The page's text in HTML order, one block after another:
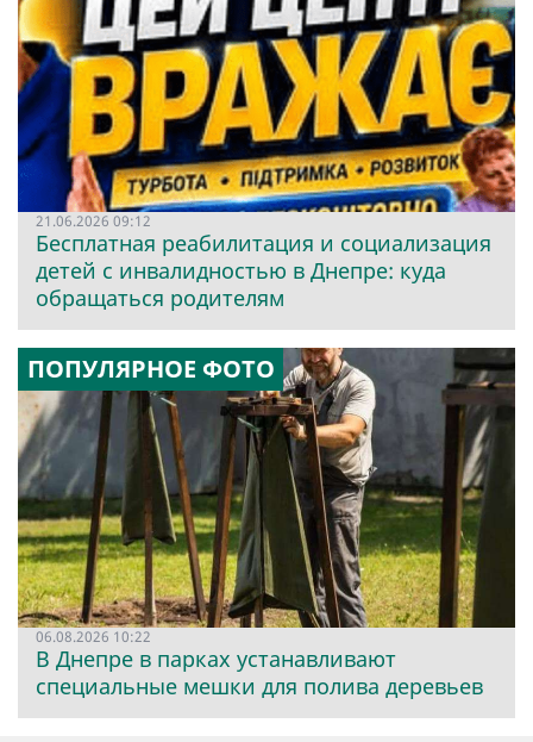
21.06.2026 09:12
Бесплатная реабилитация и социализация
детей с инвалидностью в Днепре: куда
обращаться родителям
ПОПУЛЯРНОЕ ФОТО
06.08.2026 10:22
В Днепре в парках устанавливают
специальные мешки для полива деревьев